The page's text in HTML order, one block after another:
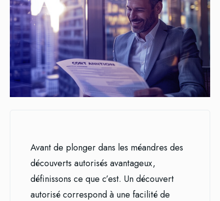
Avant de plonger dans les méandres des
découverts autorisés avantageux,
définissons ce que c’est. Un découvert
autorisé correspond à une facilité de